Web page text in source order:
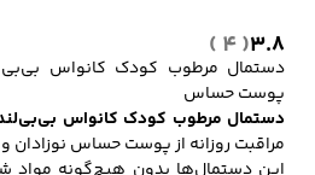
کیف مردانه
کیف
3.8
( 4 )
پوست حساس
دستمال مرطوب کودک کانواس
مراقبت روزانه از پوست حساس
این دستمال‌ها بدون هیچ‌گونه مواد